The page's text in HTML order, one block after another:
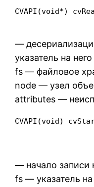
CVAPI(void*)
—
указатель на него
fs — файловое
node — узел
attributes —
CVAPI(void)
— начало записи
fs — указатель